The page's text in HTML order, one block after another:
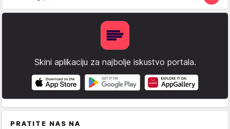
Skini aplikaciju za najbolje iskustvo portala.
PRATITE NAS NA